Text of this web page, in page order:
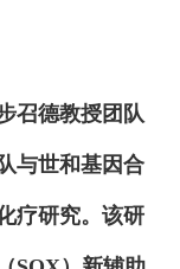
召德教授团队
与世和基因合
疗研究。该研